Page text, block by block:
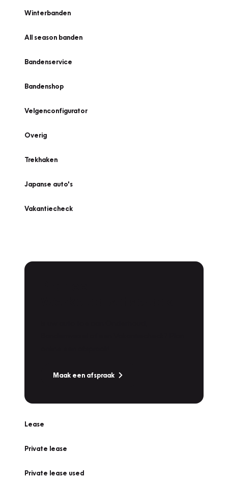
Winterbanden
All season banden
Bandenservice
Bandenshop
Velgenconfigurator
Overig
Trekhaken
Japanse auto's
Vakantiecheck
Maak een afspraak
Lease
Private lease
Private lease used